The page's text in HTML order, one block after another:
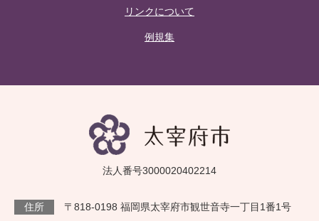
リンクについて
例規集
法人番号3000020402214
住所 〒818-0198 福岡県太宰府市観世音寺一丁目1番1号